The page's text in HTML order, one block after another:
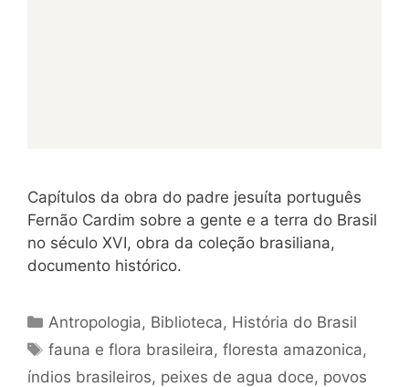
Capítulos da obra do padre jesuíta português
Fernão Cardim sobre a gente e a terra do Brasil
no século XVI, obra da coleção brasiliana,
documento histórico.
Categorias
Antropologia, Biblioteca, História do Brasil
Tags
fauna e flora brasileira,floresta amazonica,
índios brasileiros, peixes de agua doce, povos